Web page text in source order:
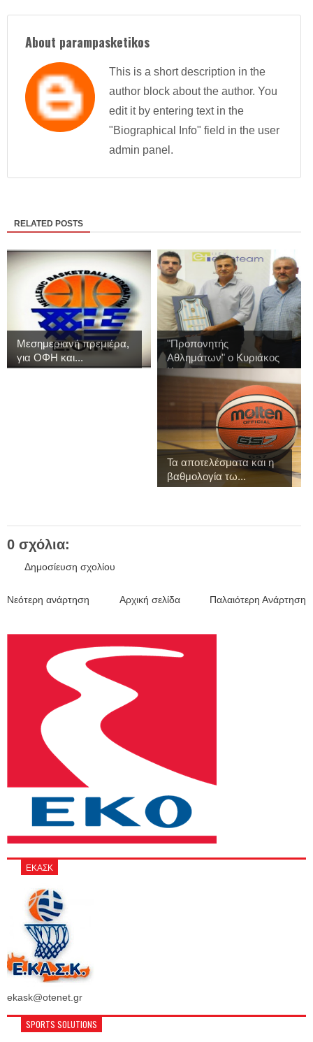
About parampasketikos
This is a short description in the
author block about the author. You
edit it by entering text in the
"Biographical Info" field in the user
admin panel.
RELATED POSTS
Μεσημεριανή πρεμιέρα,
για ΟΦΗ και...
"Προπονητής
Αθλημάτων" ο Κυριάκος
Κ...
Τα αποτελέσματα και η
βαθμολογία τω...
0 σχόλια:
Δημοσίευση σχολίου
Νεότερη ανάρτηση Παλαιότερη Ανάρτηση
Αρχική σελίδα
ΕΚΑΣΚ
ekask@otenet.gr
SPORTS SOLUTIONS